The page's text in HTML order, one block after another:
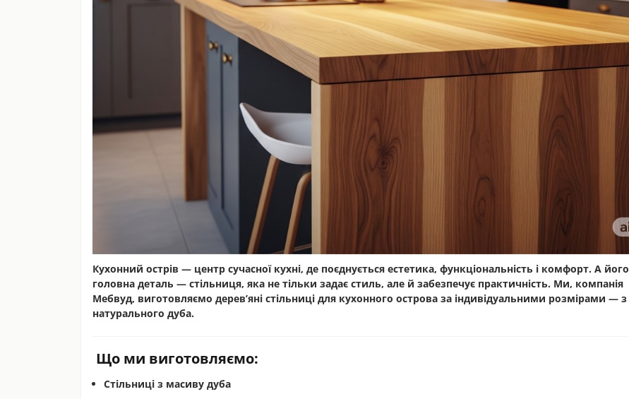
Кухонний острів — центр сучасної кухні, де поєднується естетика, функціональність і комфорт. А його
головна деталь — стільниця, яка не тільки задає стиль, але й забезпечує практичність. Ми, компанія
Мебвуд, виготовляємо дерев’яні стільниці для кухонного острова за індивідуальними розмірами — з
натурального дуба.
Що ми виготовляємо:
Стільниці з масиву дуба